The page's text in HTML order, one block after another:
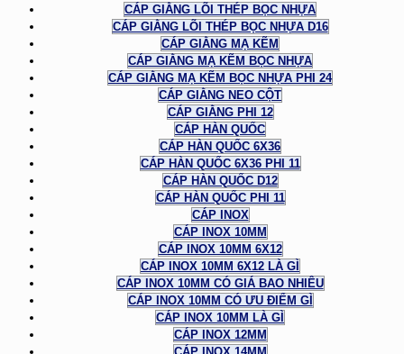
CÁP GIẰNG LÕI THÉP BỌC NHỰA
CÁP GIẰNG LÕI THÉP BỌC NHỰA D16
CÁP GIẰNG MẠ KẼM
CÁP GIẰNG MẠ KẼM BỌC NHỰA
CÁP GIẰNG MẠ KẼM BỌC NHỰA PHI 24
CÁP GIẰNG NEO CỘT
CÁP GIẰNG PHI 12
CÁP HÀN QUỐC
CÁP HÀN QUỐC 6X36
CÁP HÀN QUỐC 6X36 PHI 11
CÁP HÀN QUỐC D12
CÁP HÀN QUỐC PHI 11
CÁP INOX
CÁP INOX 10MM
CÁP INOX 10MM 6X12
CÁP INOX 10MM 6X12 LÀ GÌ
CÁP INOX 10MM CÓ GIÁ BAO NHIÊU
CÁP INOX 10MM CÓ ƯU ĐIỂM GÌ
CÁP INOX 10MM LÀ GÌ
CÁP INOX 12MM